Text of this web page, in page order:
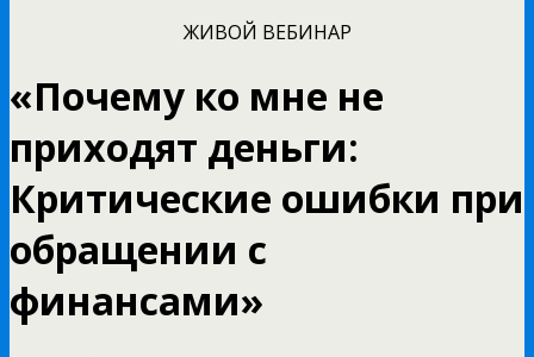
ЖИВОЙ ВЕБИНАР
«Почему ко мне не
приходят деньги:
Критические ошибки при
обращении с
финансами»